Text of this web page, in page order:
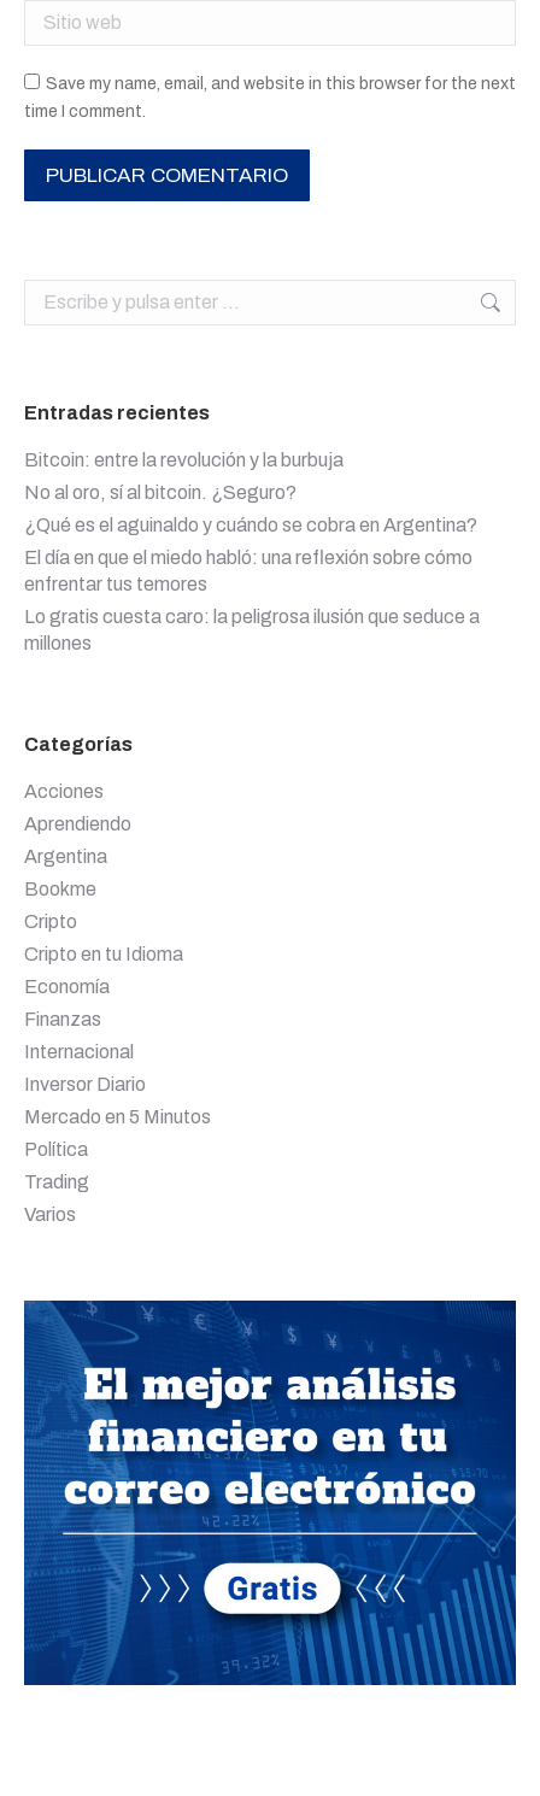
Sitio web
Save my name, email, and website in this browser for the next
time I comment.
PUBLICAR COMENTARIO
Buscar:
Entradas recientes
Bitcoin: entre la revolución y la burbuja
No al oro, sí al bitcoin. ¿Seguro?
¿Qué es el aguinaldo y cuándo se cobra en Argentina?
El día en que el miedo habló: una reflexión sobre cómo
enfrentar tus temores
Lo gratis cuesta caro: la peligrosa ilusión que seduce a
millones
Categorías
Acciones
Aprendiendo
Argentina
Bookme
Cripto
Cripto en tu Idioma
Economía
Finanzas
Internacional
Inversor Diario
Mercado en 5 Minutos
Política
Trading
Varios